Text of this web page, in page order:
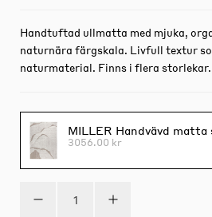
Handtuftad ullmatta med mjuka,
naturnära färgskala. Livfull textur
naturmaterial. Finns i flera storlekar.
MILLER Handvävd matta
3056.00 kr